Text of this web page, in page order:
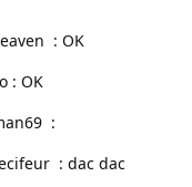
: OK
: OK
:
: dac dac